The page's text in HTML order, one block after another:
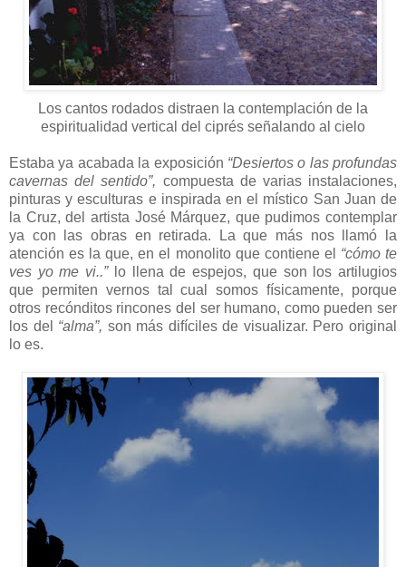
Los cantos rodados distraen la contemplación de la
espiritualidad vertical del ciprés señalando al cielo
Estaba ya acabada la exposición “Desiertos o las profundas
cavernas del sentido”, compuesta de varias instalaciones,
pinturas y esculturas e inspirada en el místico San Juan de
la Cruz, del artista José Márquez, que pudimos contemplar
ya con las obras en retirada. La que más nos llamó la
atención es la que, en el monolito que contiene el “cómo te
ves yo me vi..”lo llena de espejos, que son los artilugios
que permiten vernos tal cual somos físicamente, porque
otros recónditos rincones del ser humano, como pueden ser
los del “alma”, son más difíciles de visualizar. Pero original
lo es.